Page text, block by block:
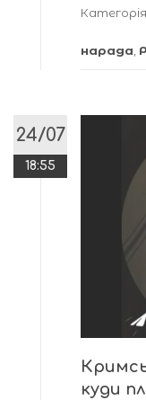
нарада
24/07
18:55
куди